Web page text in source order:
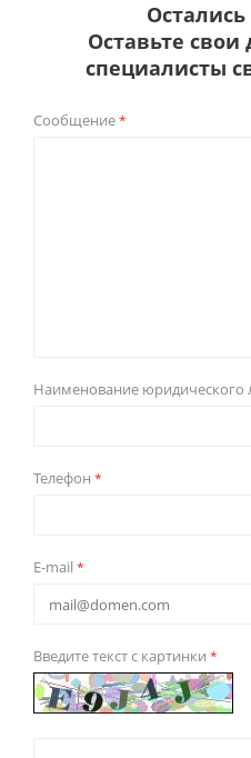
Оставьте
специалисты
Сообщение*
Наименование юридического
Телефон *
E-mail *
Введите текст с картинки *